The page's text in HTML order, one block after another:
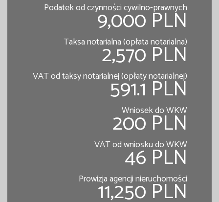
Podatek od czynności cywilno-prawnych
9,000 PLN
Taksa notarialna (opłata notarialna)
2,570 PLN
VAT od taksy notarialnej (opłaty notarialnej)
591.1 PLN
Wniosek do WKW
200 PLN
VAT od wniosku do WKW
46 PLN
Prowizja agencji nieruchomości
11,250 PLN